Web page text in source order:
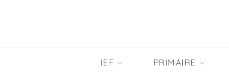
IEF PRIMAIRE